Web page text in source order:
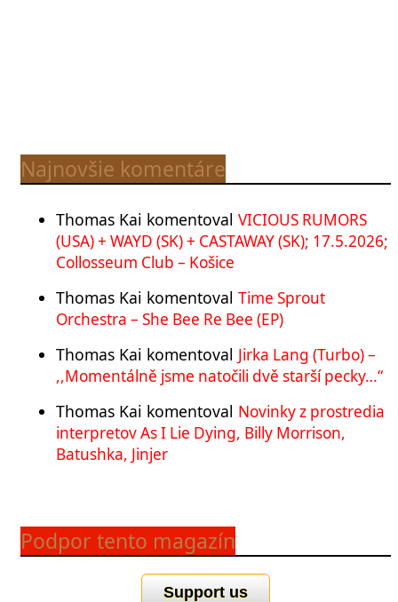
Najnovšie komentáre
Thomas Kai komentoval VICIOUS RUMORS
(USA) + WAYD (SK) + CASTAWAY (SK); 17.5.2026;
Collosseum Club – Košice
Thomas Kai komentoval Time Sprout
Orchestra – She Bee Re Bee (EP)
Thomas Kai komentoval Jirka Lang (Turbo) –
,,Momentálně jsme natočili dvě starší pecky…“
Thomas Kai komentoval Novinky z prostredia
interpretov As I Lie Dying, Billy Morrison,
Batushka, Jinjer
Podpor tento magazín
Support us